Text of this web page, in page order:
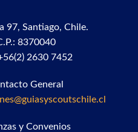
97,Santiago, Chile.
8370040
2630 7452
General
y Convenios